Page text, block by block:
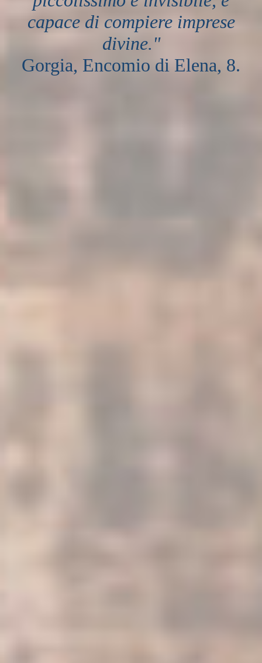
capace di compiere imprese
divine."
Gorgia, Encomio di Elena, 8.